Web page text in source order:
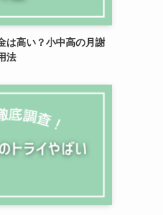
は高い？小中高の月謝
法